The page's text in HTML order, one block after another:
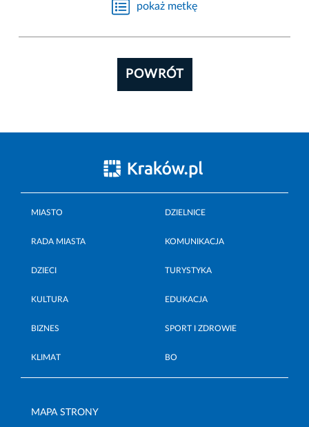
pokaż metkę
POWRÓT
MIASTO DZIELNICE
RADA MIASTA KOMUNIKACJA
DZIECI TURYSTYKA
KULTURA EDUKACJA
BIZNES SPORT I ZDROWIE
KLIMAT BO
MAPA STRONY